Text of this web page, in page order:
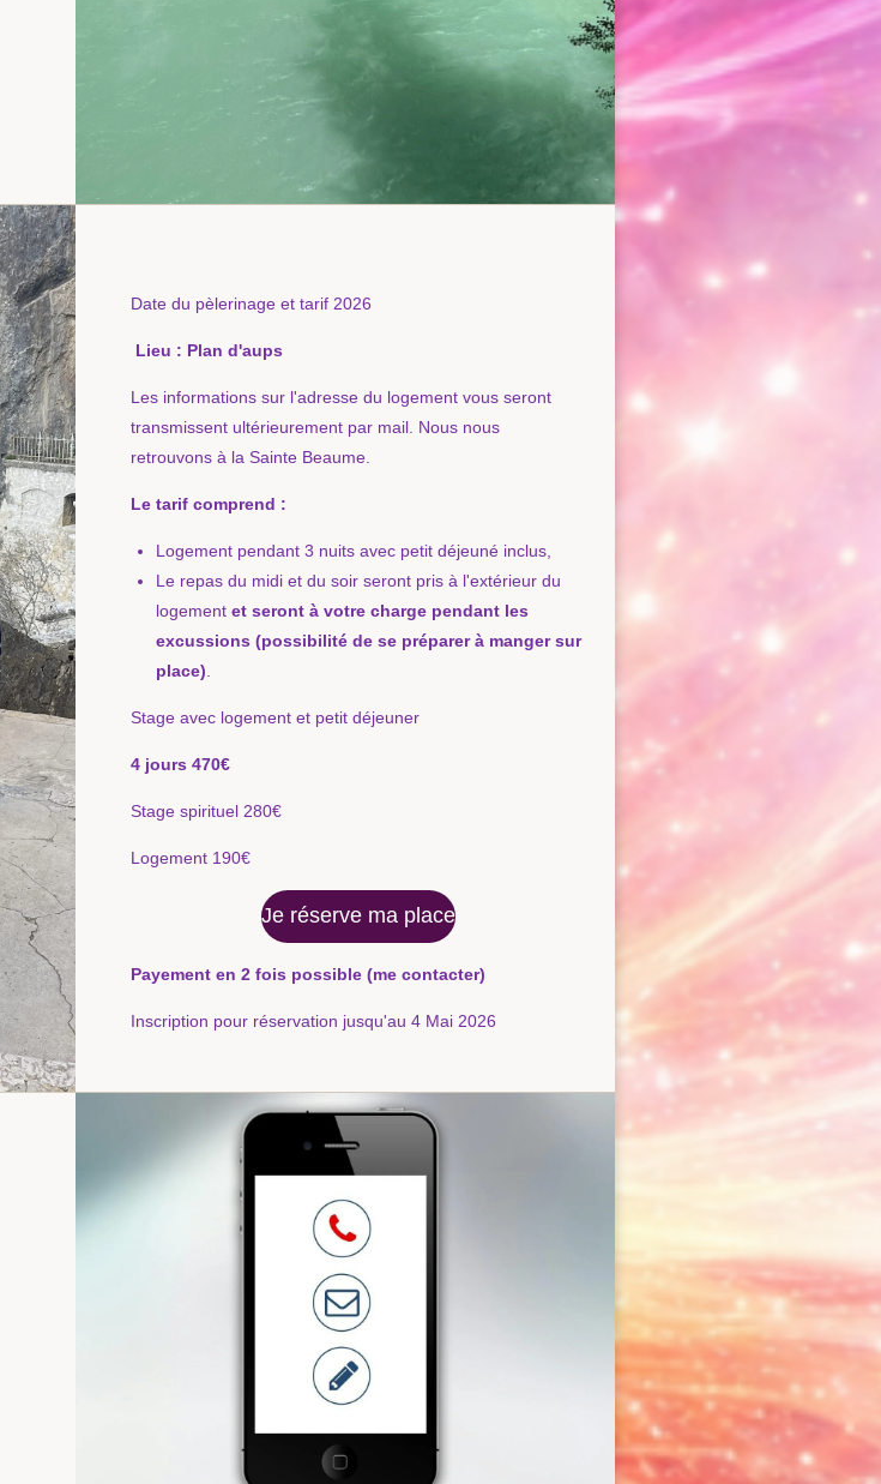
Date du pèlerinage et tarif 2026
Lieu : Plan d'aups
​Les informations sur l'adresse du logement vous seront
transmissent ultérieurement par mail. Nous nous
retrouvons à la Sainte Beaume.
Le tarif comprend :
Logement pendant 3 nuits​ avec petit déjeuné inclus​,
Le repas du midi et du soir seront pris à l'extérieur du
logementet seront à votre charge pendant les
excussions (possibilité de se préparer à manger sur
place)
Stage avec logement et petit déjeuner
4 jours 470€
Stage spirituel 280€
Logement 190€
Je réserve ma place
Payement en 2 fois possible (me contacter)
Inscription pour réservation jusqu'au 4 Mai 2026